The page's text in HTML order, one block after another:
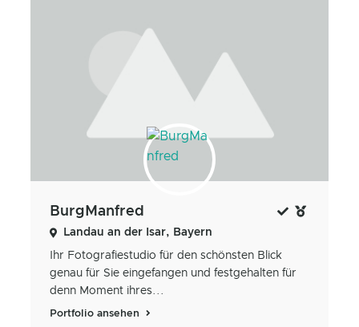
BurgManfred
Landau an der Isar, Bayern
Ihr Fotografiestudio für den schönsten Blick
genau für Sie eingefangen und festgehalten für
denn Moment ihres...
Portfolio ansehen